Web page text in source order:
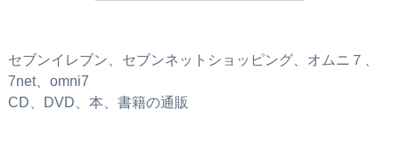
セブンイレブン、セブンネットショッピング、オムニ７、
7net、omni7
CD、DVD、本、書籍の通販